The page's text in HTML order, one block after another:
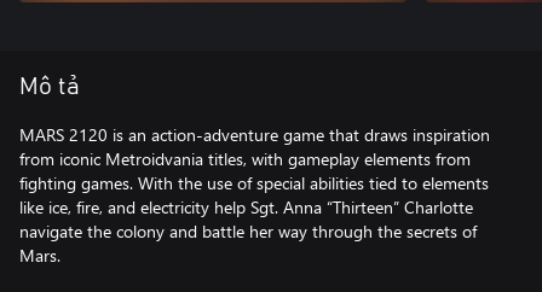
Mô tả
MARS 2120 is an action-adventure game that draws inspiration
from iconic Metroidvania titles, with gameplay elements from
fighting games. With the use of special abilities tied to elements
like ice, fire, and electricity help Sgt. Anna “Thirteen” Charlotte
navigate the colony and battle her way through the secrets of
Mars.